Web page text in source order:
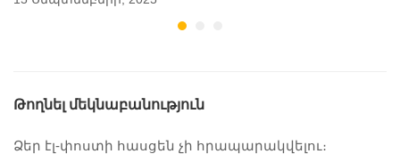
Թողնել մեկնաբանություն
Ձեր էլ-փոստի հասցեն չի հրապարակվելու։